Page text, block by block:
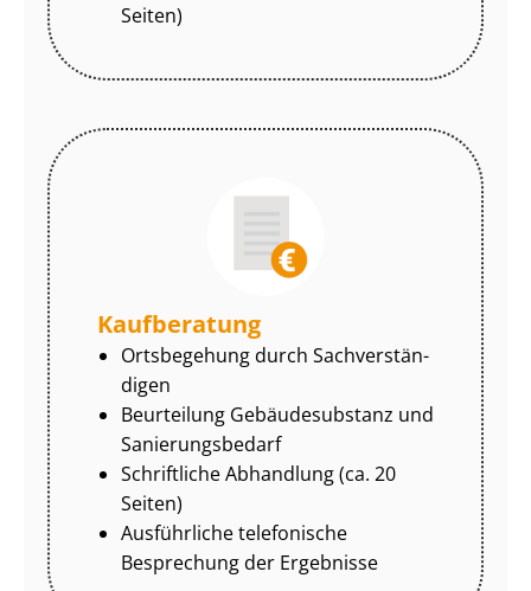
Seiten)
Kaufberatung
Ortsbegehung durch Sach­ver­stän­
di­gen
Beurteilung Gebäudesubstanz und
Sa­nie­rungs­be­darf
Schriftliche Abhandlung (ca. 20
Seiten)
Ausführliche telefonische
Besprechung der Ergebnisse